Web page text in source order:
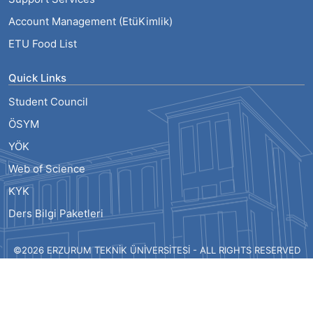
Account Management (EtüKimlik)
ETU Food List
Quick Links
Student Council
ÖSYM
YÖK
Web of Science
KYK
Ders Bilgi Paketleri
©2026 ERZURUM TEKNİK ÜNİVERSİTESİ - ALL RIGHTS RESERVED